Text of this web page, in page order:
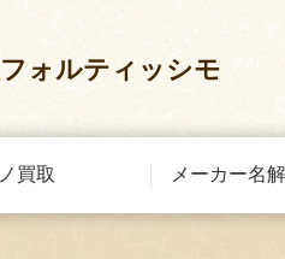
ォルティッシモ
買取 メーカー名